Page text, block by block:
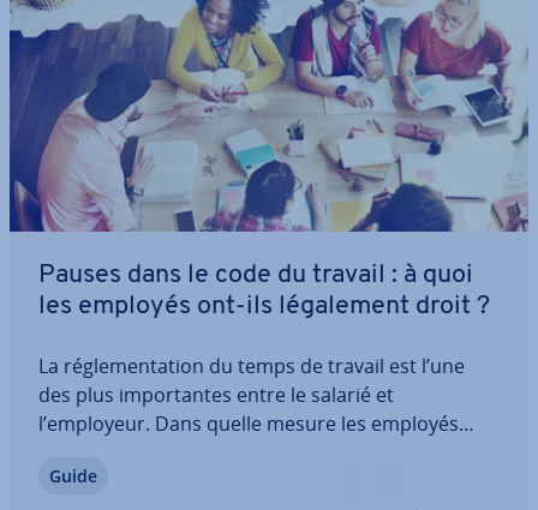
Pauses dans le code du travail : à quoi
les employés ont-ils lé­ga­le­ment droit ?
La ré­gle­men­ta­tion du temps de travail est l’une
des plus im­por­tantes entre le salarié et
l’employeur. Dans quelle mesure les employés
du travail ? Comment le Code du travail définit-il
Guide